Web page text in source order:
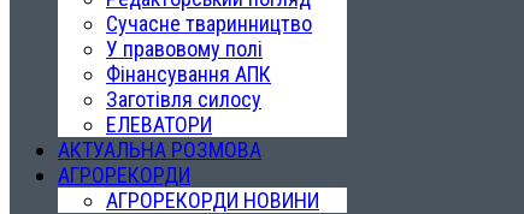
Сучасне тваринництво
У правовому полі
Фінансування АПК
Заготівля силосу
ЕЛЕВАТОРИ
АКТУАЛЬНА РОЗМОВА
АГРОРЕКОРДИ
АГРОРЕКОРДИ НОВИНИ